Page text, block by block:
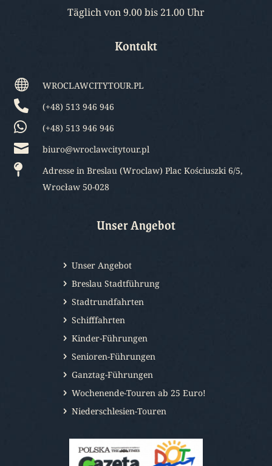
Täglich von 9.00 bis 21.00 Uhr
Kontakt
 WROCLAWCITYTOUR.PL
 (+48) 513 946 946
 (+48) 513 946 946
 biuro@wroclawcitytour.pl

Adresse in Breslau (Wroclaw) Plac Kościuszki 6/5,
Wrocław 50-028
Unser Angebot
Unser Angebot
Breslau Stadtführung
Stadtrundfahrten
Schifffahrten
Kinder-Führungen
Senioren-Führungen
Ganztag-Führungen
Wochenende-Touren ab 25 Euro!
Niederschlesien-Touren